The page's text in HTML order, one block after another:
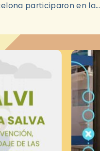
participaron en las
organizadas por el